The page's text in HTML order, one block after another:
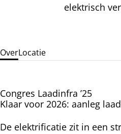
elektrisch
OverLocatie
Congres Laadinfra ’25
Klaar voor 2026: aanleg
De elektrificatie zit in een